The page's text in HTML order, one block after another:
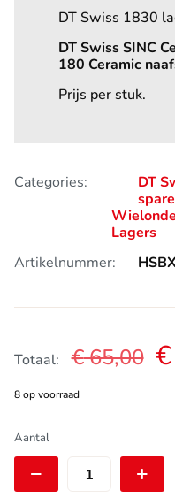
DT Swiss 1830
DT Swiss SINC
180 Ceramic
Prijs per stuk.
Categories: DT
Lagers
Artikelnummer:
Totaal: €65,00 €
8 op voorraad
Aantal
DT
Swiss
lager
1830